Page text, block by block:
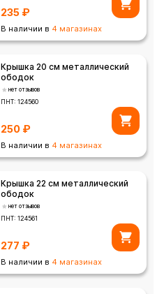
235 ₽
В наличии в 4 магазинах
Крышка 20 см металлический
ободок
нет отзывов
ПНТ:124560
250 ₽
В наличии в 4 магазинах
Крышка 22 см металлический
ободок
нет отзывов
ПНТ:124561
277 ₽
В наличии в 4 магазинах